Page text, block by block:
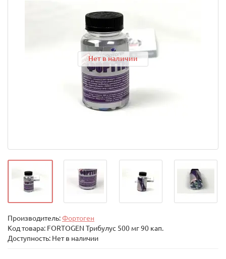
Нет в наличии
Производитель:Фортоген
Код товара: FORTOGEN Трибулус 500 мг 90 кап.
Доступность: Нет в наличии